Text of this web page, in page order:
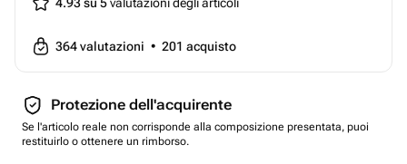
364valutazioni • 201 acquisto
Protezione dell'acquirente
Se l'articolo reale non corrisponde alla composizione presentata, puoi
restituirlo o ottenere un rimborso.